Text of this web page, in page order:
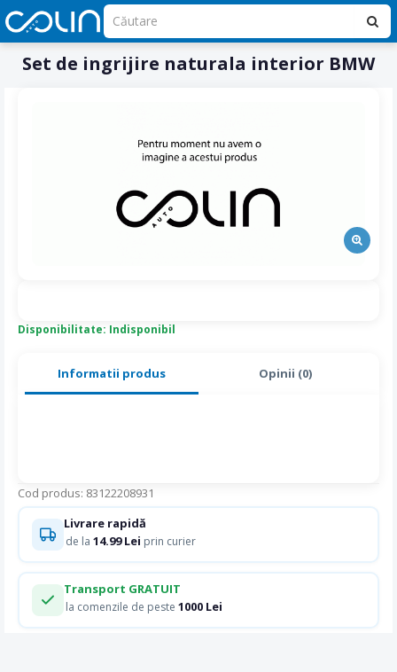
Set de ingrijire naturala interior BMW
Informatii produs Opinii (0)
Cod produs: 83122208931
Disponibilitate: Indisponibil
Livrare rapidă
de la 14.99 Lei prin curier
Transport GRATUIT
la comenzile de peste 1000 Lei